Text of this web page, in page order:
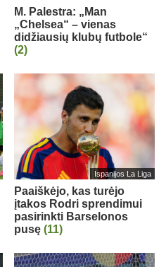
M. Palestra: „Man
„Chelsea“ – vienas
didžiausių klubų futbole“
(2)
Ispanijos La Liga
Paaiškėjo, kas turėjo
įtakos Rodri sprendimui
pasirinkti Barselonos
pusę (11)